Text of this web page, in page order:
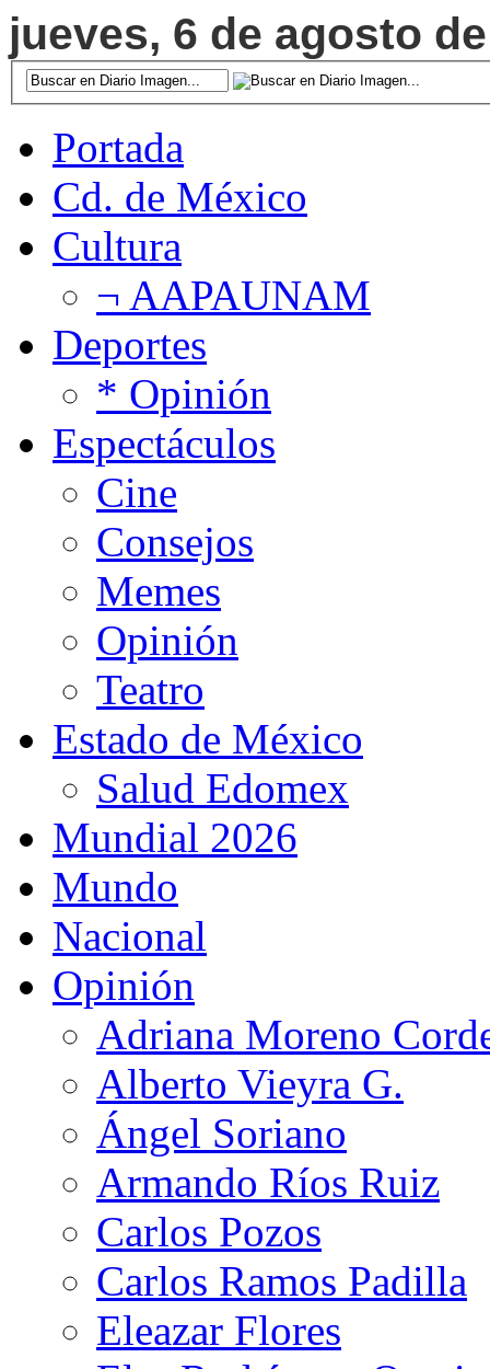
jueves, 6 de agosto
Portada
Cd. de México
Cultura
¬ AAPAUNAM
Deportes
* Opinión
Espectáculos
Cine
Consejos
Memes
Opinión
Teatro
Estado de México
Salud Edomex
Mundial 2026
Mundo
Nacional
Opinión
Adriana Moreno
Alberto Vieyra G.
Ángel Soriano
Armando Ríos Ruiz
Carlos Pozos
Carlos Ramos Padilla
Eleazar Flores